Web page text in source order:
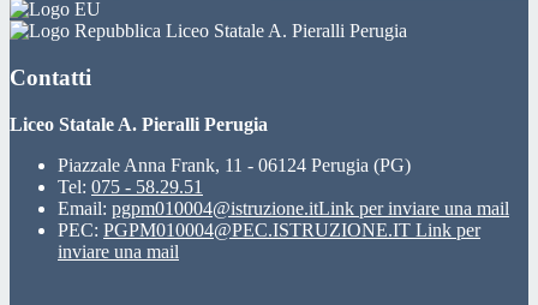
Liceo Statale A. Pieralli Perugia
Contatti
Liceo Statale A. Pieralli Perugia
Piazzale Anna Frank, 11 - 06124 Perugia (PG)
Tel: 075 - 58.29.51
Email: pgpm010004@istruzione.itLink per inviare una mail
PEC: PGPM010004@PEC.ISTRUZIONE.IT Link per
inviare una mail